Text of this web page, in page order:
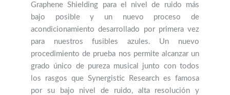
Graphene Shielding para el nivel de ruido más
bajo posible y un nuevo proceso de
acondicionamiento desarrollado por primera vez
para nuestros fusibles azules. Un nuevo
procedimiento de prueba nos permite alcanzar un
grado único de pureza musical junto con todos
los rasgos que Synergistic Research es famosa
por su bajo nivel de ruido, alta resolución y